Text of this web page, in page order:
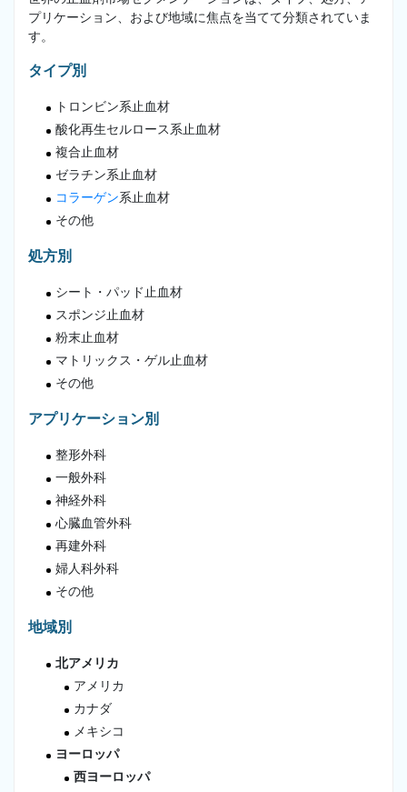
プリケーション、および地域に焦点を当てて分類されていま
す。
タイプ別
トロンビン系止血材
酸化再生セルロース系止血材
複合止血材
ゼラチン系止血材
コラーゲン系止血材
その他
処方別
シート・パッド止血材
スポンジ止血材
粉末止血材
マトリックス・ゲル止血材
その他
アプリケーション別
整形外科
一般外科
神経外科
心臓血管外科
再建外科
婦人科外科
その他
地域別
北アメリカ
アメリカ
カナダ
メキシコ
ヨーロッパ
西ヨーロッパ